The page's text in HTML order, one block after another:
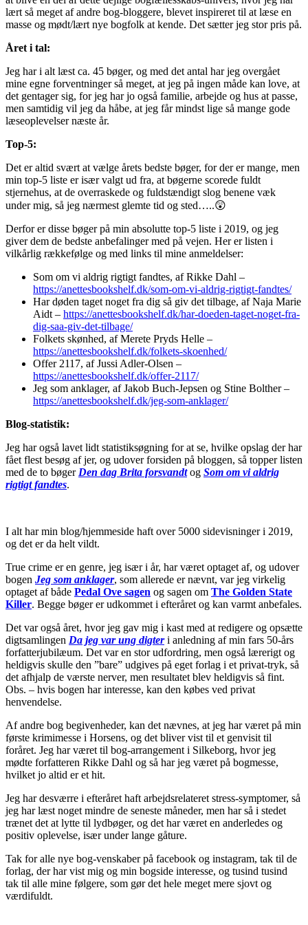
lært så meget af andre bog-bloggere, blevet inspireret til at læse en
masse og mødt/lært nye bogfolk at kende. Det sætter jeg stor pris på.
Året i tal:
Jeg har i alt læst ca. 45 bøger, og med det antal har jeg overgået
mine egne forventninger så meget, at jeg på ingen måde kan love, at
det gentager sig, for jeg har jo også familie, arbejde og hus at passe,
men samtidig vil jeg da håbe, at jeg får mindst lige så mange gode
læseoplevelser næste år.
Top-5:
Det er altid svært at vælge årets bedste bøger, for der er mange, men
min top-5 liste er især valgt ud fra, at bøgerne scorede fuldt
stjernehus, at de overraskede og fuldstændigt slog benene væk
under mig, så jeg nærmest glemte tid og sted…..😲
Derfor er disse bøger på min absolutte top-5 liste i 2019, og jeg
giver dem de bedste anbefalinger med på vejen. Her er listen i
vilkårlig rækkefølge og med links til mine anmeldelser:
Som om vi aldrig rigtigt fandtes, af Rikke Dahl –
https://anettesbookshelf.dk/som-om-vi-aldrig-rigtigt-fandtes/
Har døden taget noget fra dig så giv det tilbage, af Naja Marie
Aidt – https://anettesbookshelf.dk/har-doeden-taget-noget-fra-
dig-saa-giv-det-tilbage/
Folkets skønhed, af Merete Pryds Helle –
https://anettesbookshelf.dk/folkets-skoenhed/
Offer 2117, af Jussi Adler-Olsen –
https://anettesbookshelf.dk/offer-2117/
Jeg som anklager, af Jakob Buch-Jepsen og Stine Bolther –
https://anettesbookshelf.dk/jeg-som-anklager/
Blog-statistik:
Jeg har også lavet lidt statistiksøgning for at se, hvilke opslag der har
fået flest besøg af jer, og udover forsiden på bloggen, så topper listen
med de to bøger Den dag Brita forsvandtog Som om vi aldrig
rigtigt fandtes.
I alt har min blog/hjemmeside haft over 5000 sidevisninger i 2019,
og det er da helt vildt.
True crime er en genre, jeg især i år, har været optaget af, og udover
bogen Jeg som anklager, som allerede er nævnt, var jeg virkelig
optaget af både Pedal Ove sagen og sagen om The Golden State
Killer. Begge bøger er udkommet i efteråret og kan varmt anbefales.
Det var også året, hvor jeg gav mig i kast med at redigere og opsætte
digtsamlingen Da jeg var ung digteri anledning af min fars 50-års
forfatterjubilæum. Det var en stor udfordring, men også lærerigt og
heldigvis skulle den ”bare” udgives på eget forlag i et privat-tryk, så
det afhjalp de værste nerver, men resultatet blev heldigvis så fint.
Obs. – hvis bogen har interesse, kan den købes ved privat
henvendelse.
Af andre bog begivenheder, kan det nævnes, at jeg har været på min
første krimimesse i Horsens, og det bliver vist til et genvisit til
foråret. Jeg har været til bog-arrangement i Silkeborg, hvor jeg
mødte forfatteren Rikke Dahl og så har jeg været på bogmesse,
hvilket jo altid er et hit.
Jeg har desværre i efteråret haft arbejdsrelateret stress-symptomer, så
jeg har læst noget mindre de seneste måneder, men har så i stedet
trænet det at lytte til lydbøger, og det har været en anderledes og
positiv oplevelse, især under lange gåture.
Tak for alle nye bog-venskaber på facebook og instagram, tak til de
forlag, der har vist mig og min bogside interesse, og tusind tusind
tak til alle mine følgere, som gør det hele meget mere sjovt og
værdifuldt.